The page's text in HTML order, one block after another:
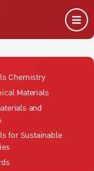
Chemistry
Materials
and
for Sustainable